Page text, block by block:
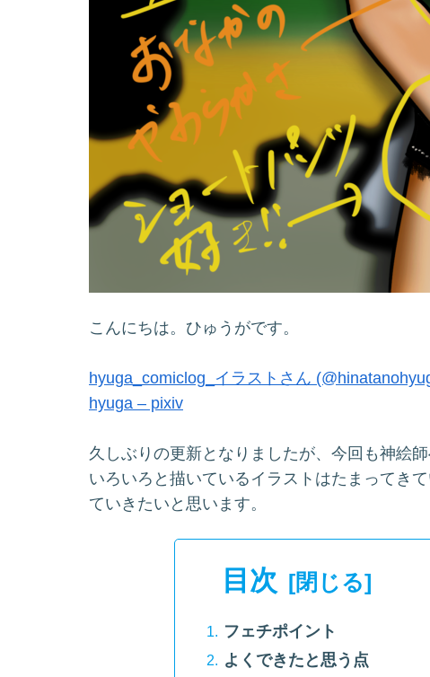
こんにちは。ひゅうがです。
hyuga_comiclog_イラストさん
hyuga – pixiv
久しぶりの更新となりましたが、今回も神絵
いろいろと描いているイラストはたまってき
ていきたいと思います。
目次
フェチポイント
よくできたと思う点